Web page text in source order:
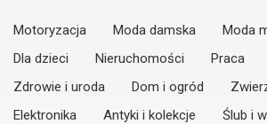
Motoryzacja Moda damska
Moda
Dla dzieci
Nieruchomości
Praca
Zdrowie i uroda
Dom i ogród
Elektronika
Antyki i kolekcje
Ślub i